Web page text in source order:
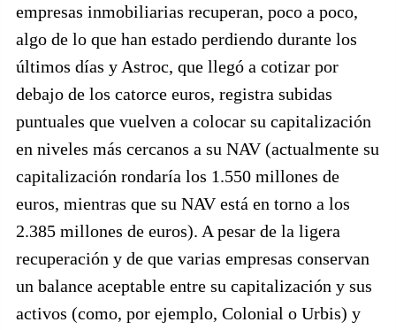
empresas inmobiliarias recuperan, poco a poco,
algo de lo que han estado perdiendo durante los
últimos días y Astroc, que llegó a cotizar por
debajo de los catorce euros, registra subidas
puntuales que vuelven a colocar su capitalización
en niveles más cercanos a su NAV (actualmente su
capitalización rondaría los 1.550 millones de
euros, mientras que su NAV está en torno a los
2.385 millones de euros). A pesar de la ligera
recuperación y de que varias empresas conservan
un balance aceptable entre su capitalización y sus
activos (como, por ejemplo, Colonial o Urbis) y